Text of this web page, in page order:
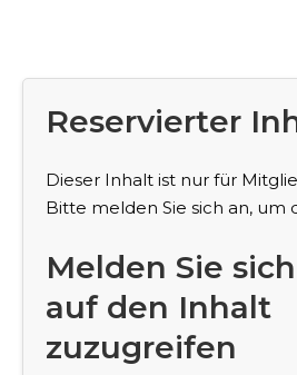
Reservierter
Dieser Inhalt ist nur für
Bitte melden Sie sich an, um
Melden Sie
auf den Inhalt
zuzugreifen